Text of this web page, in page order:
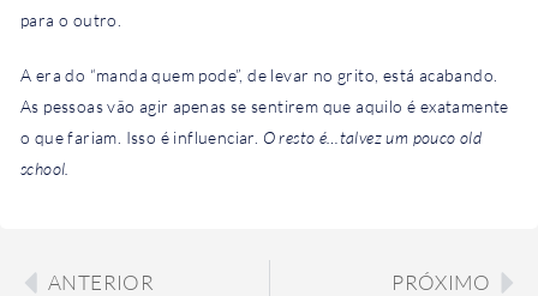
para o outro.
A era do “manda quem pode”, de levar no grito, está acabando.
As pessoas vão agir apenas se sentirem que aquilo é exatamente
o que fariam. Isso é influenciar. O resto é…talvez um pouco old
school.
ANTERIOR PRÓXIMO